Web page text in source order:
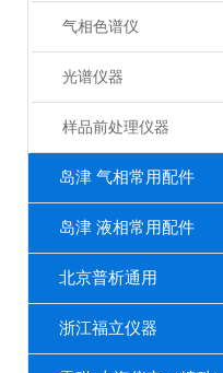
气相色谱仪
光谱仪器
样品前处理仪器
岛津 气相常用配件
岛津 液相常用配件
北京普析通用
浙江福立仪器